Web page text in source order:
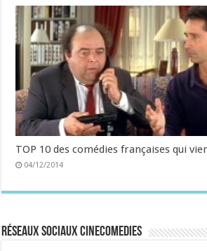
TOP 10 des comédies françaises qui
04/12/2014
Réseaux sociaux CineComedies